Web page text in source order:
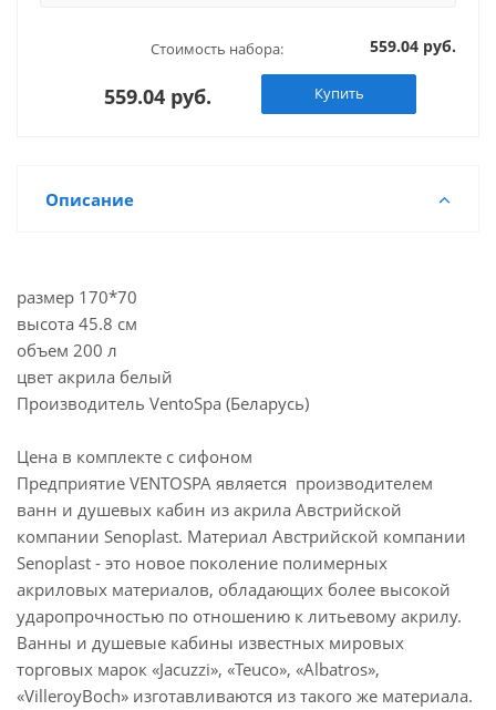
Стоимость набора: 559.04 руб.
559.04 руб. Купить
Описание
размер 170*70
высота 45.8 см
объем 200 л
цвет акрила белый
Производитель VentoSpa (Беларусь)
Цена в комплекте с сифоном
Предприятие VENTOSPA является производителем
ванн и душевых кабин из акрила Австрийской
компании Senoplast. Материал Австрийской компании
Senoplast - это новое поколение полимерных
акриловых материалов, обладающих более высокой
ударопрочностью по отношению к литьевому акрилу.
Ванны и душевые кабины известных мировых
торговых марок «Jacuzzi», «Teuco», «Albatros»,
«VilleroyBoch» изготавливаются из такого же материала.